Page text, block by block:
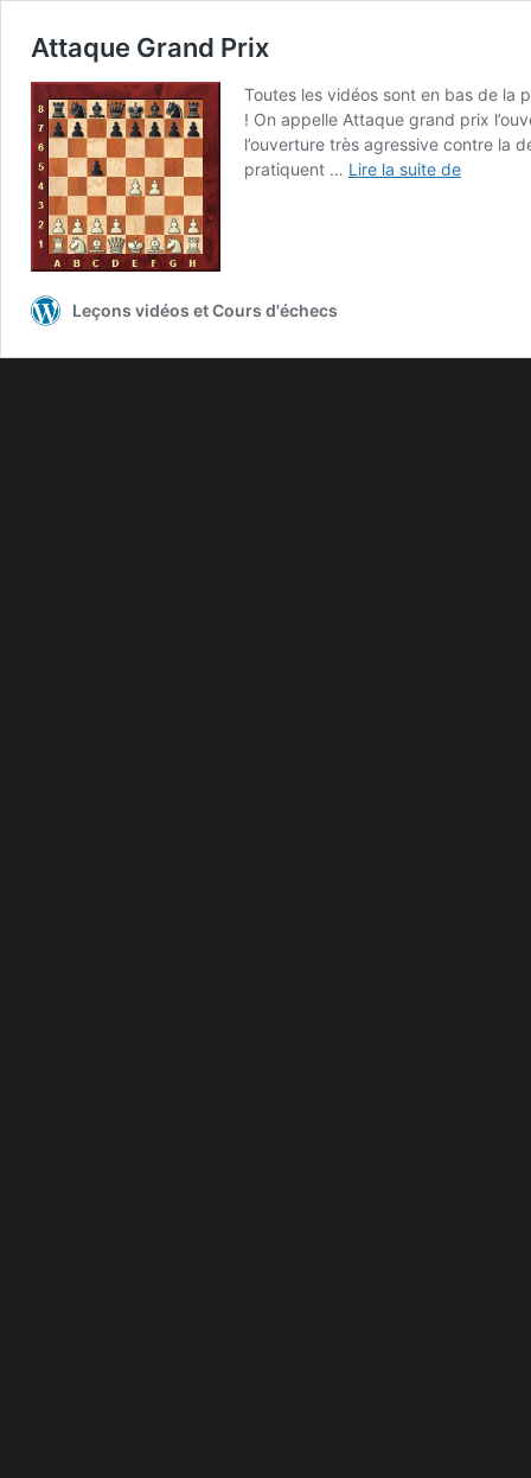
Attaque Grand Prix
Toutes les vidéos sont en bas de la
! On appelle Attaque grand prix
l’ouverture très agressive contre la
pratiquent … Lire la suite de
Leçons vidéos et Cours d'échecs